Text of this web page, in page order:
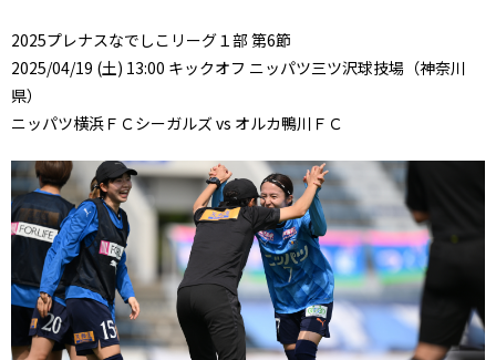
2025プレナスなでしこリーグ１部 第6節
2025/04/19 (土) 13:00 キックオフ ニッパツ三ツ沢球技場（神奈川
県）
ニッパツ横浜ＦＣシーガルズ vs オルカ鴨川ＦＣ